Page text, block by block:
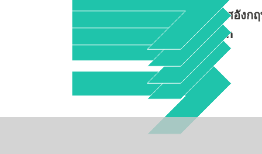
มหาวิทยาลัยในบาธประเทศอังก
โรงเรียนภาษาในบาธ Bath